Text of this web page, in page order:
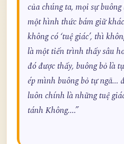
của chúng ta, mọi sự
một hình thức bám giữ
không có ‘tuệ giác’, thì
là một tiến trình thấy sâu
đó được thấy, buông bỏ là
ép mình buông bỏ tự
luôn chính là những tuệ
tánh Không....”